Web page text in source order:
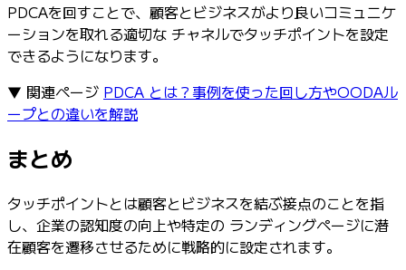
PDCAを回すことで、顧客とビジネスがより良いコミュニケ
ーションを取れる適切な チャネルでタッチポイントを設定
できるようになります。
▼ 関連ページ PDCA とは？事例を使った回し方やOODAル
ープとの違いを解説
まとめ
タッチポイントとは顧客とビジネスを結ぶ接点のことを指
し、企業の認知度の向上や特定の ランディングページに潜
在顧客を遷移させるために戦略的に設定されます。